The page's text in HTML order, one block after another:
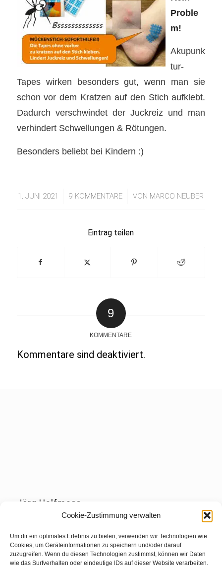
Cookie-Zustimmung verwalten
Um dir ein optimales Erlebnis zu bieten, verwenden wir Technologien wie
Cookies, um Geräteinformationen zu speichern und/oder darauf
zuzugreifen. Wenn du diesen Technologien zustimmst, können wir Daten
wie das Surfverhalten oder eindeutige IDs auf dieser Website verarbeiten.
Proble
m!
Akupunk
tur-
Tapes wirken besonders gut, wenn man sie
schon vor dem Kratzen auf den Stich aufklebt.
Dadurch verschwindet der Juckreiz und man
verhindert Schwellungen & Rötungen.
Besonders beliebt bei Kindern :)
1. JUNI 2021
/ 9 KOMMENTARE
/ VON MARCO NEUBER
Eintrag teilen
9
KOMMENTARE
Kommentare sind deaktiviert.
Jörg Halfmann
Zeche Scharnhorst 16
44328 Dortmund
Tel.: 0231-99334268
Fax: 0231-2413380